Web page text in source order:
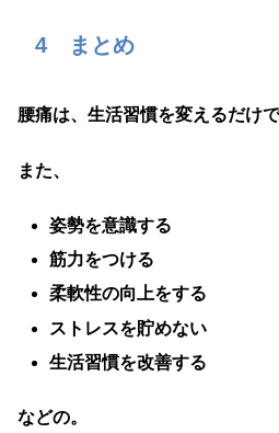
4 まとめ
腰痛は、生活習慣を変えるだけ
また、
姿勢を意識する
筋力をつける
柔軟性の向上をする
ストレスを貯めない
生活習慣を改善する
などの。